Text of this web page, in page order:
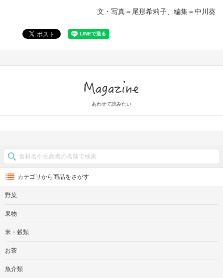
文・写真＝尾形希莉子、編集＝中川葵
あわせて読みたい
カテゴリから商品をさがす
野菜
果物
米・穀類
お茶
魚介類